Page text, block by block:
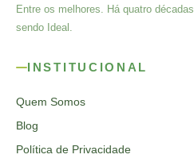
Entre os melhores. Há quatro décadas,
sendo Ideal.
INSTITUCIONAL
Quem Somos
Blog
Política de Privacidade